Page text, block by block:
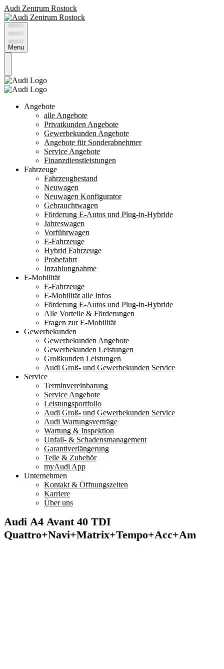
Audi Zentrum Rostock
Menu
Angebote
alle Angebote
Privatkunden Angebote
Gewerbekunden Angebote
Angebote für Sonderabnehmer
Service Angebote
Finanzdienstleistungen
Fahrzeuge
Fahrzeugbestand
Neuwagen
Neuwagen Konfigurator
Gebrauchtwagen
Förderung E-Autos und Plug-in-Hybride
Jahreswagen
Vorführwagen
E-Fahrzeuge
Hybrid Fahrzeuge
Probefahrt
Inzahlungnahme
E-Mobilität
E-Fahrzeuge
E-Mobilität alle Infos
Förderung E-Autos und Plug-in-Hybride
Alle Vorteile & Förderungen
Fragen zur E-Mobilität
Gewerbekunden
Gewerbekunden Angebote
Gewerbekunden Leistungen
Großkunden Leistungen
Audi Groß- und Gewerbekunden Service
Service
Terminvereinbarung
Service Angebote
Leistungsportfolio
Audi Groß- und Gewerbekunden Service
Audi Wartungsverträge
Wartung & Inspektion
Unfall- & Schadensmanagement
Garantiverlängerung
Teile & Zubehör
myAudi App
Unternehmen
Kontakt & Öffnungszeiten
Karriere
Über uns
Audi A4 Avant 40 TDI
Quattro+Navi+Matrix+Tempo+Acc+Am